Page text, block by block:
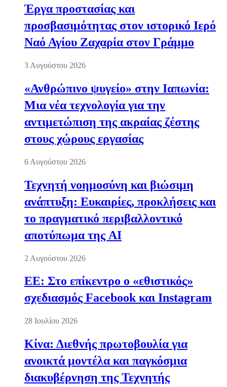
Έργα προστασίας και
προσβασιμότητας στον ιστορικό Ιερό
Ναό Αγίου Ζαχαρία στον Γράμμο
3 Αυγούστου 2026
«Ανθρώπινο ψυγείο» στην Ιαπωνία:
Μια νέα τεχνολογία για την
αντιμετώπιση της ακραίας ζέστης
στους χώρους εργασίας
6 Αυγούστου 2026
Τεχνητή νοημοσύνη και βιώσιμη
ανάπτυξη: Ευκαιρίες, προκλήσεις και
το πραγματικό περιβαλλοντικό
αποτύπωμα της AI
2 Αυγούστου 2026
ΕΕ: Στο επίκεντρο ο «εθιστικός»
σχεδιασμός Facebook και Instagram
28 Ιουλίου 2026
Κίνα: Διεθνής πρωτοβουλία για
ανοικτά μοντέλα και παγκόσμια
διακυβέρνηση της Τεχνητής